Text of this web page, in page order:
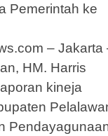
Pemerintah ke
– Jakarta
HM. Harris
kineja